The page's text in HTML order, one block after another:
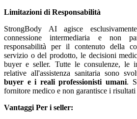
Limitazioni di Responsabilità
StrongBody AI agisce
connessione intermediaria e non
responsabilità per il contenuto della
servizio o del prodotto, le decisioni
buyer e seller. Tutte le consulenze, le
relative all'assistenza sanitaria sono
buyer e i reali professionisti umani.
fornitore medico e non garantisce i risultati
Vantaggi Per i seller: